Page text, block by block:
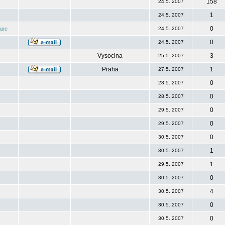
24.5. 2007 158
24.5. 2007 1
24.5. 2007 0
24.5. 2007
0
Vysocina
25.5. 2007
3
Praha
27.5. 2007 1
28.5. 2007 0
28.5. 2007 0
29.5. 2007 0
29.5. 2007 0
30.5. 2007 0
30.5. 2007 1
29.5. 2007 1
30.5. 2007 0
30.5. 2007 4
30.5. 2007 0
30.5. 2007 0